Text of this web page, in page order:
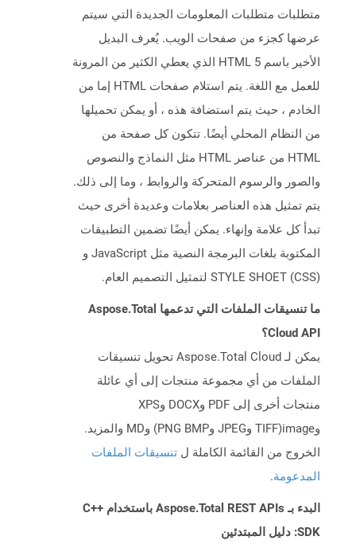
متطلبات متطلبات المعلومات الجديدة التي سيتم
عرضها كجزء من صفحات الويب. يُعرف البديل
الأخير باسم HTML 5 الذي يعطي الكثير من المرونة
للعمل مع اللغة. يتم استلام صفحات HTML إما من
الخادم ، حيث يتم استضافة هذه ، أو يمكن تحميلها
من النظام المحلي أيضًا. تتكون كل صفحة من
HTML من عناصر HTML مثل النماذج والنصوص
والصور والرسوم المتحركة والروابط ، وما إلى ذلك.
يتم تمثيل هذه العناصر بعلامات وعديدة أخرى حيث
تبدأ كل علامة وإنهاء. يمكن أيضًا تضمين التطبيقات
المكتوبة بلغات البرمجة النصية مثل JavaScript و
STYLE SHOET (CSS) لتمثيل التصميم العام.
ما تنسيقات الملفات التي تدعمها Aspose.Total
Cloud API؟
يمكن لـ Aspose.Total Cloud تحويل تنسيقات
الملفات من أي مجموعة منتجات إلى أي عائلة
منتجات أخرى إلى PDF وDOCX وXPS
وimage(TIFF وJPEG وPNG BMP) وMD والمزيد.
الخروج من القائمة الكاملة ل تنسيقات الملفات
المدعومة.
البدء بـ Aspose.Total REST APIs باستخدام C++
SDK: دليل المبتدئين